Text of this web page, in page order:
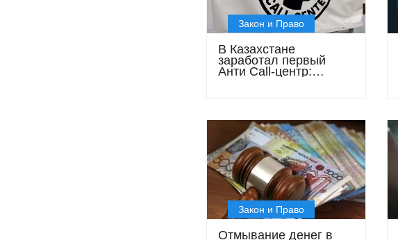
Закон и Право
В Казахстане
заработал первый
Анти Call-центр:
Закон и Право
Отмывание денег в